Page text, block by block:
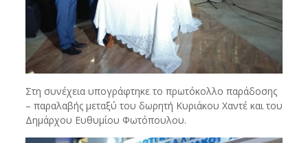
Στη συνέχεια υπογράφτηκε το πρωτόκολλο παράδοσης
– παραλαβής μεταξύ του δωρητή Κυριάκου Χαντέ και του
Δημάρχου Ευθυμίου Φωτόπουλου.